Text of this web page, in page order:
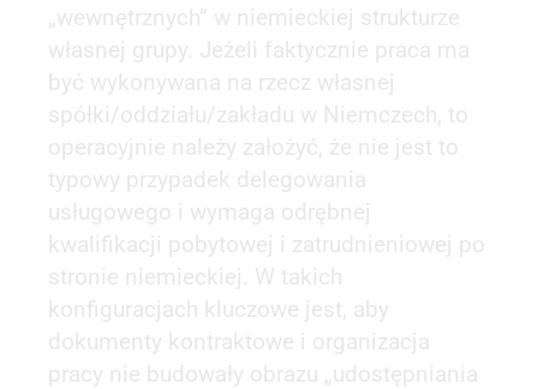
„wewnętrznych” w niemieckiej strukturze
własnej grupy. Jeżeli faktycznie praca ma
być wykonywana na rzecz własnej
spółki/oddziału/zakładu w Niemczech, to
operacyjnie należy założyć, że nie jest to
typowy przypadek delegowania
usługowego i wymaga odrębnej
kwalifikacji pobytowej i zatrudnieniowej po
stronie niemieckiej. W takich
konfiguracjach kluczowe jest, aby
dokumenty kontraktowe i organizacja
pracy nie budowały obrazu „udostępniania